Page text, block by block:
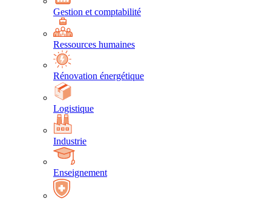
Gestion et comptabilité
Ressources humaines
Rénovation énergétique
Logistique
Industrie
Enseignement